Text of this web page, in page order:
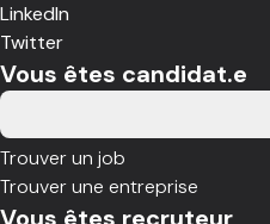
LinkedIn
Twitter
Vous êtes candidat.e
Trouver un job
Trouver une entreprise